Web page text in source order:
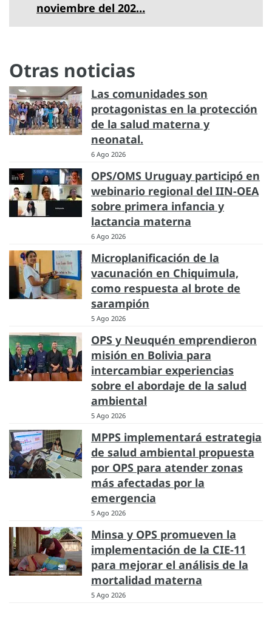
noviembre del 202…
Otras noticias
Las comunidades son
protagonistas en la protección
de la salud materna y
neonatal.
6 Ago 2026
OPS/OMS Uruguay participó en
webinario regional del IIN-OEA
sobre primera infancia y
lactancia materna
6 Ago 2026
Microplanificación de la
vacunación en Chiquimula,
como respuesta al brote de
sarampión
5 Ago 2026
OPS y Neuquén emprendieron
misión en Bolivia para
intercambiar experiencias
sobre el abordaje de la salud
ambiental
5 Ago 2026
MPPS implementará estrategia
de salud ambiental propuesta
por OPS para atender zonas
más afectadas por la
emergencia
5 Ago 2026
Minsa y OPS promueven la
implementación de la CIE-11
para mejorar el análisis de la
mortalidad materna
5 Ago 2026